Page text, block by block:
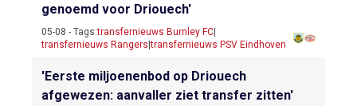
genoemd voor Driouech'
05-08 - Tags:transfernieuws Burnley FC
transfernieuws Rangers |transfernieuws PSV Eindhoven
'Eerste miljoenenbod op Driouech
afgewezen: aanvaller ziet transfer zitten'